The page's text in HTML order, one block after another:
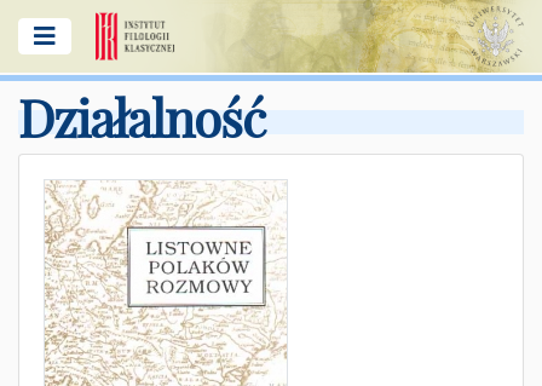
Działalność